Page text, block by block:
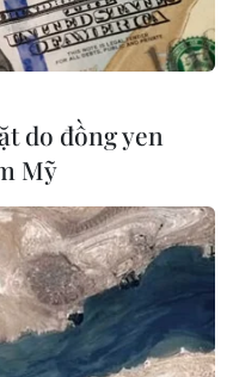
cùng ảnh của vị anh
do đồng yen
Mỹ